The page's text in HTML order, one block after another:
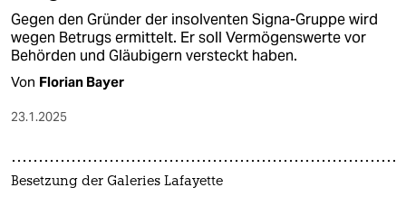
Gegen den Gründer der insolventen Signa-Gruppe wird
wegen Betrugs ermittelt. Er soll Vermögenswerte vor
Behörden und Gläubigern versteckt haben.
Von Florian Bayer
23.1.2025
Besetzung der Galeries Lafayette